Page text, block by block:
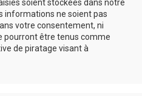
soient stockées dans notre
informations ne soient pas
votre consentement, ni
pourront être tenus comme
de piratage visant à